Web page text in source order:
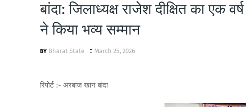
बांदा: जिलाध्यक्ष राजेश दीक्षित का एक
ने किया भव्य सम्मान
Bharat State March 25, 2026
रिपोर्ट :- अरबाज खान बांदा